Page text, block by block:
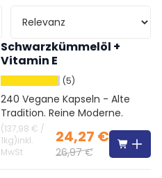
Schwarzkümmelöl +
Vitamin E
(5)
240 Vegane Kapseln - Alte
Tradition. Reine Moderne.
(137,98 € /
1kg)inkl.
MwSt
24,27 €
26,97 €